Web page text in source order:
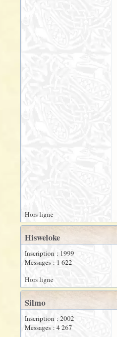
Hors ligne
Hisweloke
Inscription : 1999
Messages : 1 622
Hors ligne
Silmo
Inscription : 2002
Messages : 4 267